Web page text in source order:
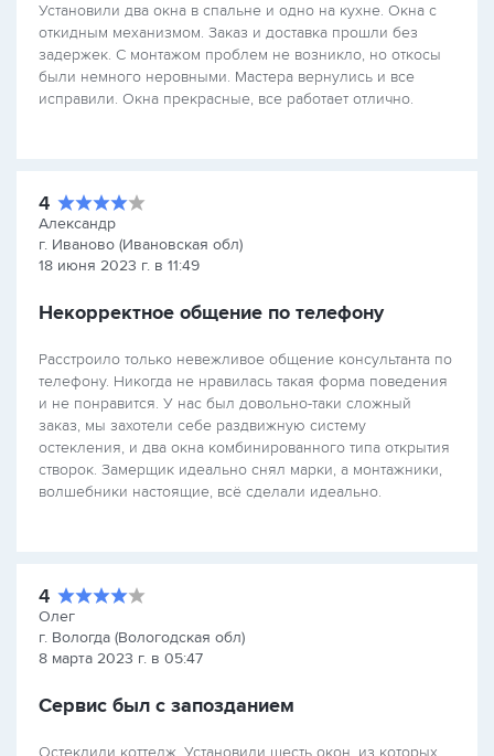
Установили два окна в спальне и одно на кухне. Окна с
откидным механизмом. Заказ и доставка прошли без
задержек. С монтажом проблем не возникло, но откосы
были немного неровными. Мастера вернулись и все
исправили. Окна прекрасные, все работает отлично.
4
Александр
г. Иваново (Ивановская обл)
18 июня 2023 г. в 11:49
Некорректное общение по телефону
Расстроило только невежливое общение консультанта по
телефону. Никогда не нравилась такая форма поведения
и не понравится. У нас был довольно-таки сложный
заказ, мы захотели себе раздвижную систему
остекления, и два окна комбинированного типа открытия
створок. Замерщик идеально снял марки, а монтажники,
волшебники настоящие, всё сделали идеально.
4
Олег
г. Вологда (Вологодская обл)
8 марта 2023 г. в 05:47
Сервис был с запозданием
Остеклили коттедж. Установили шесть окон, из которых